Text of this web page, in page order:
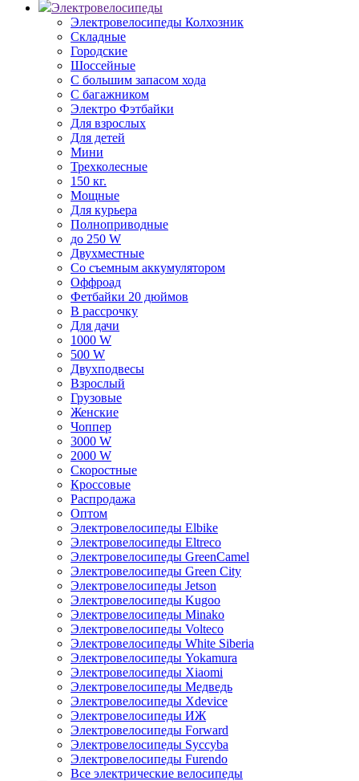
Электровелосипеды
Электровелосипеды Колхозник
Складные
Городские
Шоссейные
С большим запасом хода
С багажником
Электро Фэтбайки
Для взрослых
Для детей
Мини
Трехколесные
150 кг.
Мощные
Для курьера
Полноприводные
до 250 W
Двухместные
Со съемным аккумулятором
Оффроад
Фетбайки 20 дюймов
В рассрочку
Для дачи
1000 W
500 W
Двухподвесы
Взрослый
Грузовые
Женские
Чоппер
3000 W
2000 W
Скоростные
Кроссовые
Распродажа
Оптом
Электровелосипеды Elbike
Электровелосипеды Eltreco
Электровелосипеды GreenCamel
Электровелосипеды Green City
Электровелосипеды Jetson
Электровелосипеды Kugoo
Электровелосипеды Minako
Электровелосипеды Volteco
Электровелосипеды White Siberia
Электровелосипеды Yokamura
Электровелосипеды Xiaomi
Электровелосипеды Медведь
Электровелосипеды Xdevice
Электровелосипеды ИЖ
Электровелосипеды Forward
Электровелосипеды Syccyba
Электровелосипеды Furendo
Все электрические велосипеды